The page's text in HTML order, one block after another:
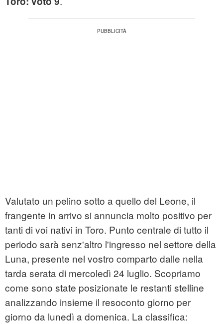
Valutato un pelino sotto a quello del Leone, il
frangente in arrivo si annuncia molto positivo per
tanti di voi nativi in Toro. Punto centrale di tutto il
periodo sarà senz'altro l'ingresso nel settore della
Luna, presente nel vostro comparto dalle nella
tarda serata di mercoledì 24 luglio. Scopriamo
come sono state posizionate le restanti stelline
analizzando insieme il resoconto giorno per
giorno da lunedì a domenica. La classifica: